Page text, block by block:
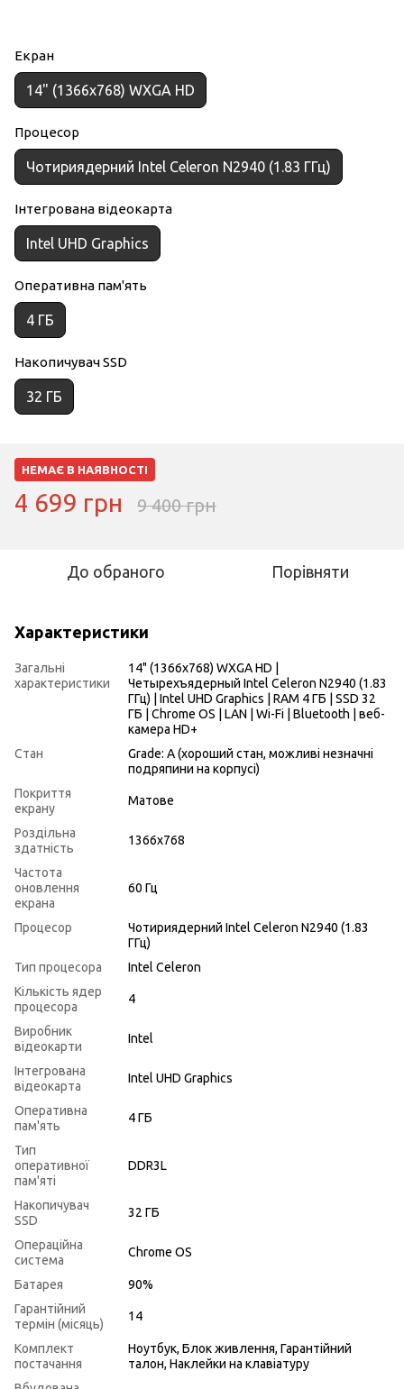
Екран
14" (1366x768) WXGA HD
Процесор
Чотириядерний Intel Celeron N2940 (1.83 ГГц)
Інтегрована відеокарта
Intel UHD Graphics
Оперативна пам'ять
4 ГБ
Накопичувач SSD
32 ГБ
НЕМАЄ В НАЯВНОСТІ
4 699 грн 9 400 грн
До обраного Порівняти
Характеристики
Загальні
характеристики
14" (1366x768) WXGA HD |
Четырехъядерный Intel Celeron N2940 (1.83
ГГц) | Intel UHD Graphics | RAM 4 ГБ | SSD 32
ГБ | Chrome OS | LAN | Wi-Fi | Bluetooth | веб-
камера HD+
Стан
Grade: A (хороший стан, можливі незначні
подряпини на корпусі)
Покриття
екрану
Матове
Роздільна
здатність
1366x768
Частота
оновлення
екрана
60 Гц
Процесор
Чотириядерний Intel Celeron N2940 (1.83
ГГц)
Тип процесора
Intel Celeron
Кількість ядер
процесора
4
Виробник
відеокарти
Intel
Інтегрована
відеокарта
Intel UHD Graphics
Оперативна
пам'ять
4 ГБ
Тип
оперативної
пам'яті
DDR3L
Накопичувач
SSD
32 ГБ
Операційна
система
Chrome OS
Батарея
90%
Гарантійний
термін (місяць)
14
Комплект
постачання
Ноутбук, Блок живлення, Гарантійний
талон, Наклейки на клавіатуру